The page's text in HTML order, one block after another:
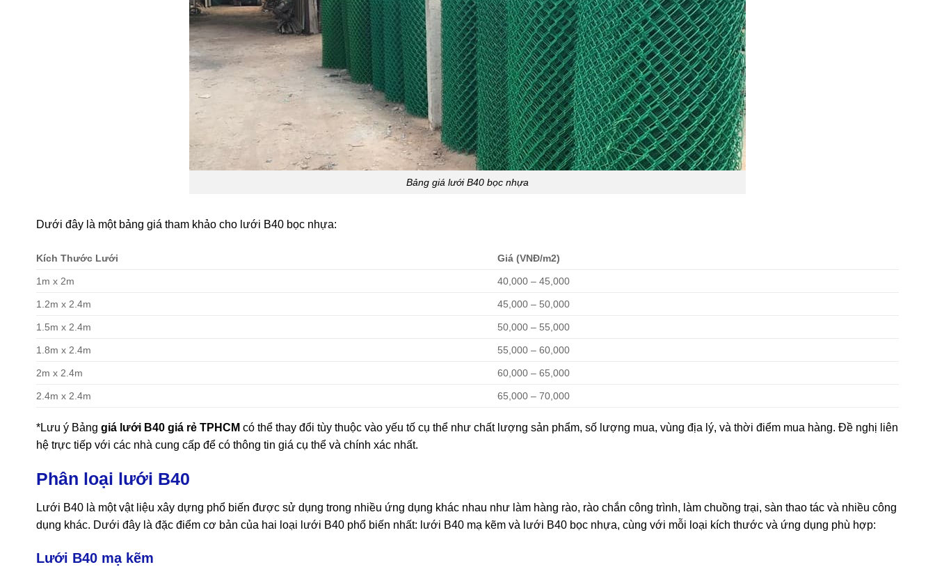
Bảng giá lưới B40 bọc nhựa
Dưới đây là một bảng giá tham khảo cho lưới B40 bọc nhựa:
Kích Thước Lưới Giá (VNĐ/m2)
1m x 2m 40,000 – 45,000
1.2m x 2.4m 45,000 – 50,000
1.5m x 2.4m 50,000 – 55,000
1.8m x 2.4m 55,000 – 60,000
2m x 2.4m 60,000 – 65,000
2.4m x 2.4m 65,000 – 70,000
*Lưu ý Bảng giá lưới B40 giá rẻ TPHCM có thể thay đổi tùy thuộc vào yếu tố cụ thể như chất lượng sản phẩm, số lượng mua, vùng địa lý, và thời điểm mua hàng. Đề nghị liên
hệ trực tiếp với các nhà cung cấp để có thông tin giá cụ thể và chính xác nhất.
Phân loại lưới B40
Lưới B40 là một vật liệu xây dựng phổ biến được sử dụng trong nhiều ứng dụng khác nhau như làm hàng rào, rào chắn công trình, làm chuồng trại, sàn thao tác và nhiều công
dụng khác. Dưới đây là đặc điểm cơ bản của hai loại lưới B40 phổ biến nhất: lưới B40 mạ kẽm và lưới B40 bọc nhựa, cùng với mỗi loại kích thước và ứng dụng phù hợp:
Lưới B40 mạ kẽm